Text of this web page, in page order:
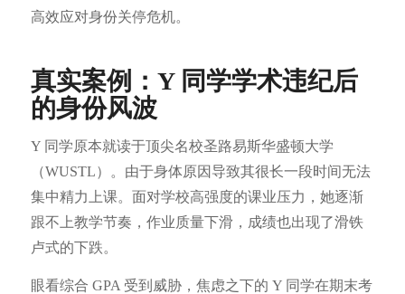
高效应对身份关停危机。
真实案例：Y 同学学术违纪后
的身份风波
Y 同学原本就读于顶尖名校圣路易斯华盛顿大学
（WUSTL）。由于身体原因导致其很长一段时间无法
集中精力上课。面对学校高强度的课业压力，她逐渐
跟不上教学节奏，作业质量下滑，成绩也出现了滑铁
卢式的下跌。
眼看综合 GPA 受到威胁，焦虑之下的 Y 同学在期末考